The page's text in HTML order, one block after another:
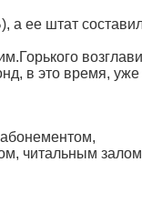
а ее штат
в это время,
читальным